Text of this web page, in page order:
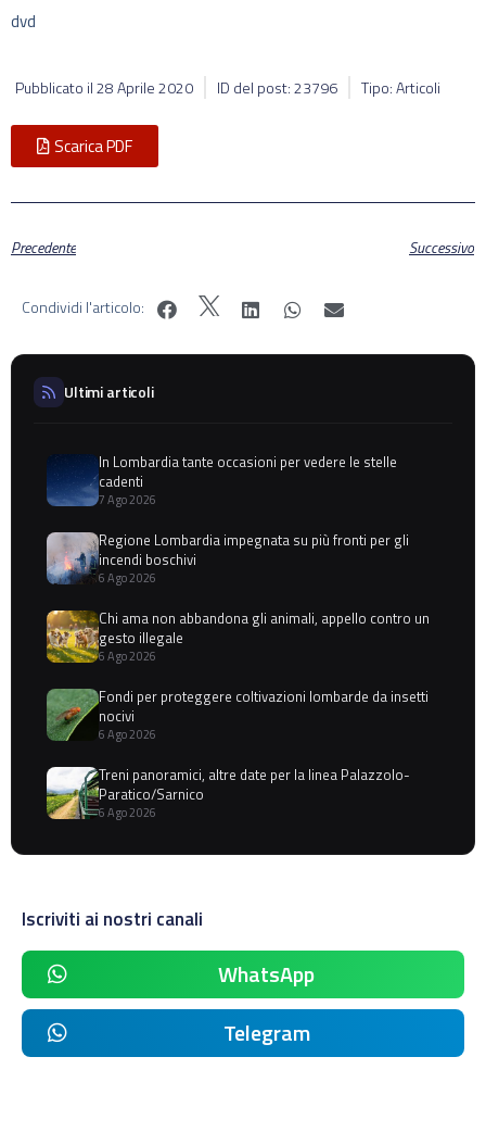
dvd
Pubblicato il28 Aprile 2020 ID del post: 23796 Tipo: Articoli
Scarica PDF
Precedente Successivo
Condividi l'articolo:
Ultimi articoli
In Lombardia tante occasioni per vedere le stelle
cadenti
7 Ago 2026
Regione Lombardia impegnata su più fronti per gli
incendi boschivi
6 Ago 2026
Chi ama non abbandona gli animali, appello contro un
gesto illegale
6 Ago 2026
Fondi per proteggere coltivazioni lombarde da insetti
nocivi
6 Ago 2026
Treni panoramici, altre date per la linea Palazzolo-
Paratico/Sarnico
6 Ago 2026
Iscriviti ai nostri canali
WhatsApp
Telegram